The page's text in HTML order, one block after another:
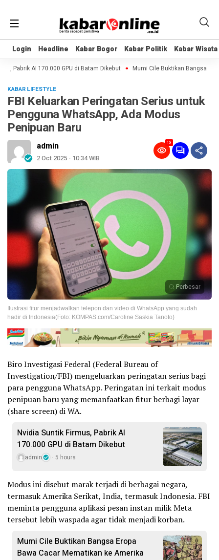
Login Headline Kabar Bogor Kabar Politik Kabar Wisata
Login Headline Kabar Bogor Kabar Politik Kabar Wisata
AI 170.000 GPU di Batam Dikebut Mumi Cile Buktikan Bangsa Eropa
KABAR LIFESTYLE
FBI Keluarkan Peringatan Serius untuk
Pengguna WhatsApp, Ada Modus
Penipuan Baru
admin
2 Oct 2025 - 10:34 WIB
13
Perbesar
Ilustrasi fitur menjadwalkan telepon dan video di WhatsApp yang sudah
hadir di Indonesia(Foto: KOMPAS.com/Caroline Saskia Tanoto)
Biro Investigasi Federal (Federal Bureau of
Investigation/FBI) mengeluarkan peringatan serius bagi
para pengguna WhatsApp. Peringatan ini terkait modus
penipuan baru yang memanfaatkan fitur berbagi layar
(share screen) di WA.
Nvidia Suntik Firmus, Pabrik AI
170.000 GPU di Batam Dikebut
admin 5 hours
Modus ini disebut marak terjadi di berbagai negara,
termasuk Amerika Serikat, India, termasuk Indonesia. FBI
meminta pengguna aplikasi pesan instan milik Meta
tersebut lebih waspada agar tidak menjadi korban.
Mumi Cile Buktikan Bangsa Eropa
Bawa Cacar Mematikan ke Amerika